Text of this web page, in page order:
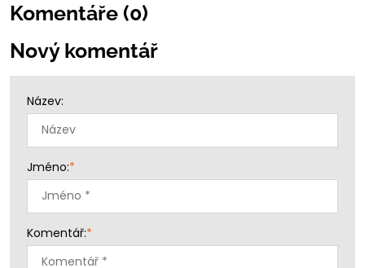
Komentáře (0)
Nový komentář
Název:
Jméno:*
Komentář:*